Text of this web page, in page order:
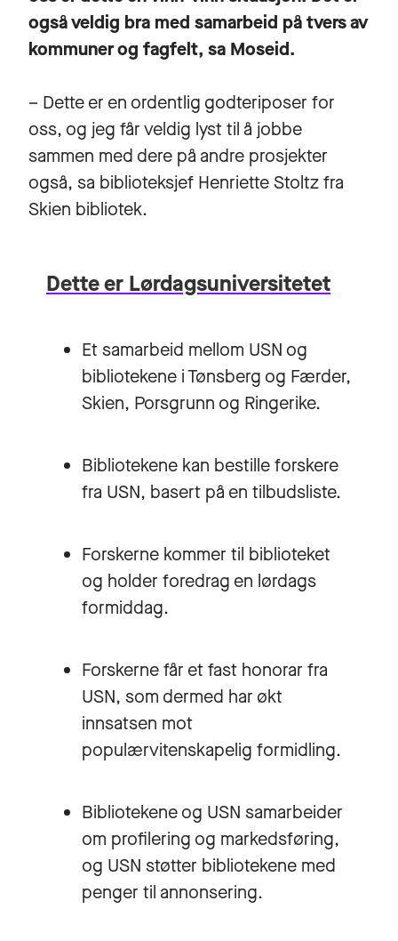
også veldig bra med samarbeid på tvers av
kommuner og fagfelt, sa Moseid.
– Dette er en ordentlig godteriposer for
oss, og jeg får veldig lyst til å jobbe
sammen med dere på andre prosjekter
også, sa biblioteksjef Henriette Stoltz fra
Skien bibliotek.
Dette er Lørdagsuniversitetet
Et samarbeid mellom USN og
bibliotekene i Tønsberg og Færder,
Skien, Porsgrunn og Ringerike.
Bibliotekene kan bestille forskere
fra USN, basert på en tilbudsliste.
Forskerne kommer til biblioteket
og holder foredrag en lørdags
formiddag.
Forskerne får et fast honorar fra
USN, som dermed har økt
innsatsen mot
populærvitenskapelig formidling.
Bibliotekene og USN samarbeider
om profilering og markedsføring,
og USN støtter bibliotekene med
penger til annonsering.